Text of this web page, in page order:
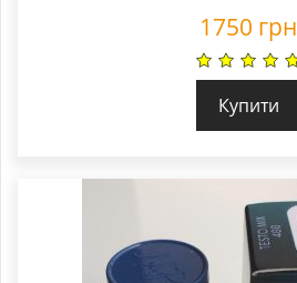
1750 грн
Купити